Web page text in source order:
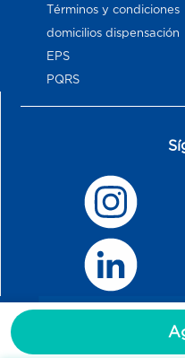
Términos y condiciones
domicilios dispensación
EPS
PQRS